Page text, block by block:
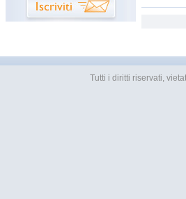
Tutti i diritti riservati,